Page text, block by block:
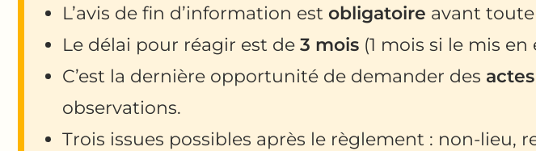
L’avis de fin d’information est obligatoire avant
Le délai pour réagir est de 3 mois (1 mois si le mis
C’est la dernière opportunité de demander des
observations.
Trois issues possibles après le règlement : non-lieu,